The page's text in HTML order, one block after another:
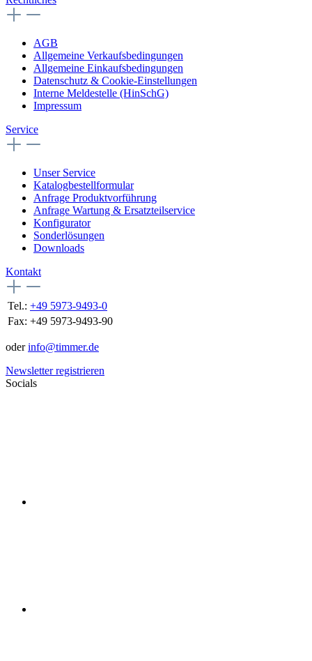
AGB
Allgemeine Verkaufsbedingungen
Allgemeine Einkaufsbedingungen
Datenschutz & Cookie-Einstellungen
Interne Meldestelle (HinSchG)
Impressum
Service
Unser Service
Katalogbestellformular
Anfrage Produktvorführung
Anfrage Wartung & Ersatzteilservice
Konfigurator
Sonderlösungen
Downloads
Kontakt
Tel.: +49 5973-9493-0
Fax: +49 5973-9493-90
oderinfo@timmer.de
Newsletter registrieren
Socials